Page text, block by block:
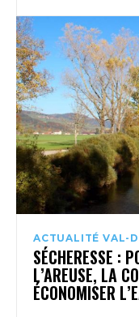
ACTUALITÉ VAL-
SÉCHERESSE :
L’AREUSE, LA
ÉCONOMISER